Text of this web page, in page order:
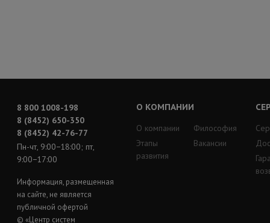
8 800 1008-198
8 (8452) 650-350
8 (8452) 42-76-77
Пн-чт, 9:00−18:00; пт,
9:00−17:00
Информация, размещенная
на сайте, не является
публичной офертой
© «Центр систем
О КОМПАНИИ
О компании
Этапы
развития
Философия
Вакансии